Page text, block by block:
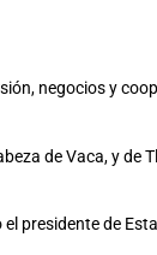
negocios y
de Vaca, y de
presidente de